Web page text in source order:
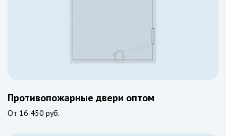
Противопожарные двери оптом
От 16 450 руб.